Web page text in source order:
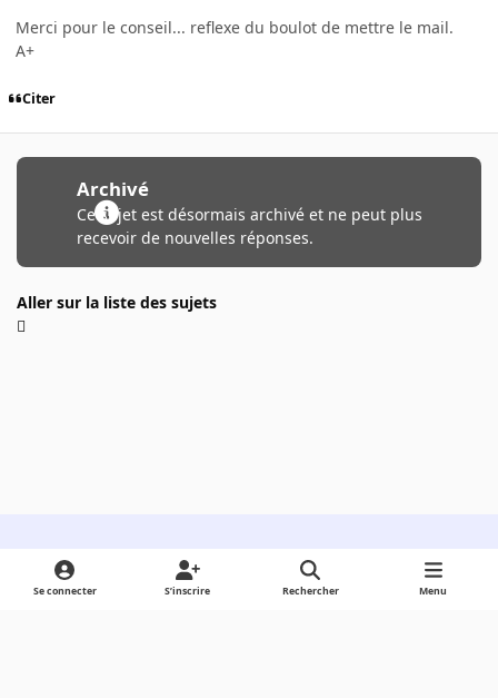
Merci pour le conseil... reflexe du boulot de mettre le mail.
A+
Citer
Archivé
Ce sujet est désormais archivé et ne peut plus
recevoir de nouvelles réponses.
Aller sur la liste des sujets
Light ModeDark ModeSystem Preference
Se connecter S’inscrire Rechercher Menu